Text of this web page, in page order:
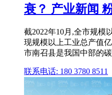
衰？ 产业新闻
截2022年10月,全市规模
现规模以上工业总产值
市南召县是我国中部的
联系电话: 180 3780 8511